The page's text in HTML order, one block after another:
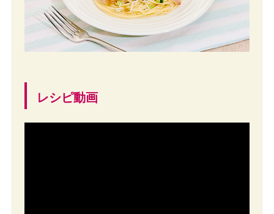
レシピ動画